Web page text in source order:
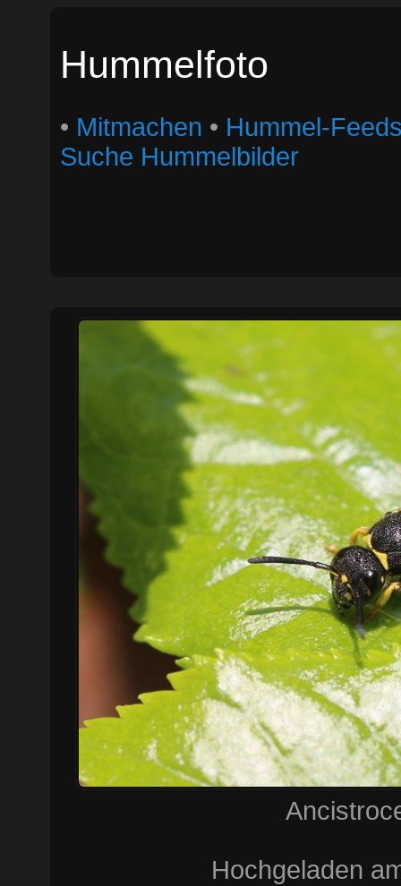
Hummelfoto
• Mitmachen • Hummel-
Suche Hummelbilder
Hochgeladen